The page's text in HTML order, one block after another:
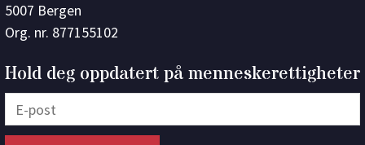
5007 Bergen
Org. nr. 877155102
Hold deg oppdatert på menneskerettigheter